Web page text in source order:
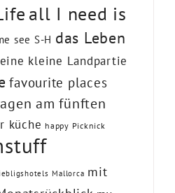
all I need is
see S-H das Leben
eine kleine Landpartie
favourite places
am fünften
küche happy Picknick
Mallorca mit